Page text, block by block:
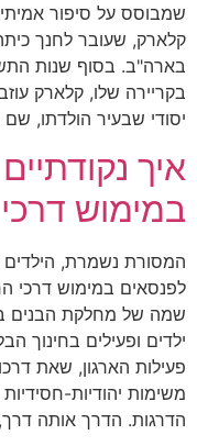
שמבוסס על סיפור אמיתי:
קלארק, שעובר לחנך
בארה"ב. בסוף שנות
בקריירה שלו, קלארק
יסודי שבעיר הולדתו,
איך
במימוש
המסורת נשמרת, הילדים
לפנסאים במימוש דרכי
שמה של מחלקת הבנים
ילדים ופעילים בחינוך
פעילות הארגון, שאת
משימות יהודיות-
הדרגות. הדרך אותה